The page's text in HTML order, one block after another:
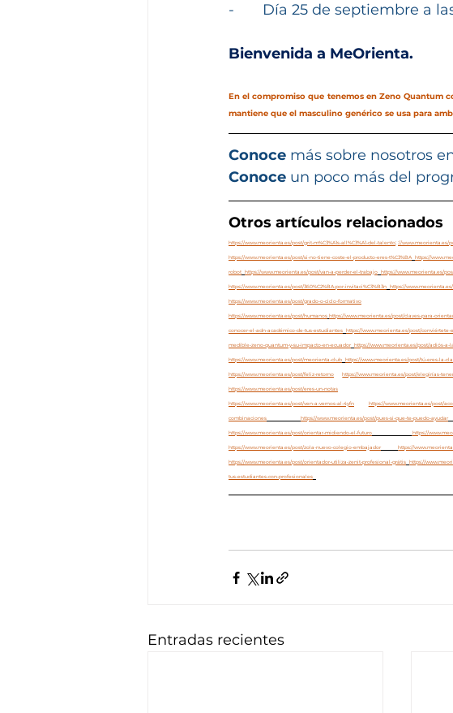
-       Día 25 de septiembre a
Bienvenida a MeOrienta.
En el compromiso que tenemos en Zeno Quantum
mantiene que el masculino genérico se usa para
Conoce más sobre nosotros
Conoce un poco más del
Otros artículos relacionados
https://www.meorienta.es/post/grit-m%C3%A1s-all%C3%A1-del-talento; ://www.meorienta.es/
https://www.meorienta.es/post/si-no-tiene-coste-el-producto-eres-t%C3%BA https://
robot https://www.meorienta.es/post/van-a-perder-el-trabajo https://www.meorienta.es/
https://www.meorienta.es/post/360%C2%BA-por-invitaci%C3%B3n https://
https://www.meorienta.es/post/grado-o-ciclo-formativo
https://www.meorienta.es/post/humanos https://www.meorienta.es/post/claves-para-
conocer-el-adn-académico-de-tus-estudiantes https://www.meorienta.es/post/
medible-zeno-quantum-y-su-impacto-en-ecuador https://www.meorienta.es/post/adiós-
https://www.meorienta.es/post/meorienta-club https://www.meorienta.es/post/tú-eres-la-
https://www.meorienta.es/post/feliz-retorno https://www.meorienta.es/post/elegirías-
https://www.meorienta.es/post/eres-un-notas
https://www.meorienta.es/post/ven-a-vernos-al-4yfn https://www.meorienta.es/post/
combinaciones https://www.meorienta.es/post/pues-si-que-te-puedo-ayudar
https://www.meorienta.es/post/orientar-midiendo-el-futuro https://
https://www.meorienta.es/post/zola-nuevo-colegio-embajador https://
https://www.meorienta.es/post/orientador-utiliza-zenit-profesional-grátis https://
tus-estudiantes-con-profesionales
Entradas recientes